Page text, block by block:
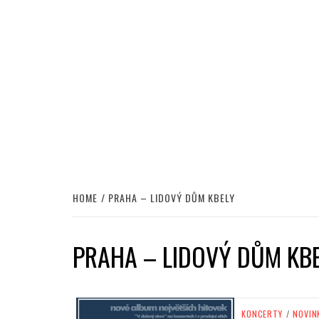
HOME PRAHA – LIDOVÝ DŮM KBELY
PRAHA – LIDOVÝ DŮM
KONCERTY /